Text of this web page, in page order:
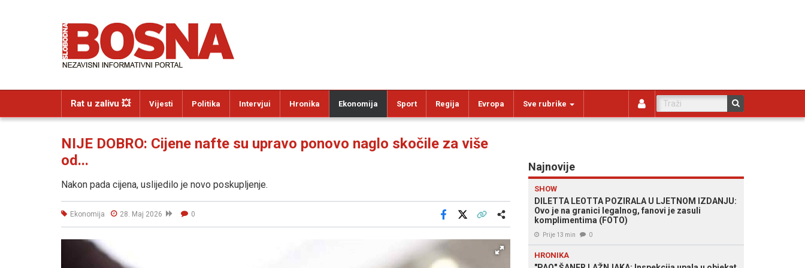
Rat u zalivu 💥 Vijesti Politika Intervjui Hronika Ekonomija Sport Regija Evropa Sve rubrike
NIJE DOBRO: Cijene nafte su upravo ponovo naglo skočile za više
od...
Nakon pada cijena, uslijedilo je novo poskupljenje.
Ekonomija 28. Maj 2026 0
Facebook
Najnovije
SHOW
DILETTA LEOTTA POZIRALA U LJETNOM IZDANJU:
Ovo je na granici legalnog, fanovi je zasuli
komplimentima (FOTO)
Prije 13 min 0
HRONIKA